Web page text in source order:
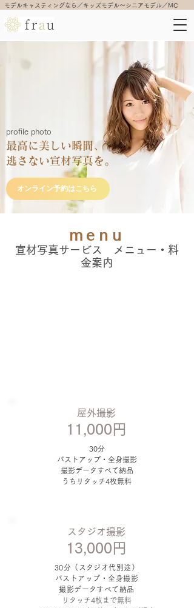
モデルキャスティングなら／キッズモデル〜シニアモデル／MC
profile photo
最高に美しい瞬間、
​逃さない宣材写真を。
オンライン予約はこちら
menu
宣材写真サービス メニュー・料
金案内
屋外撮影
11,000円
30分
バストアップ・全身撮影
撮影データすべて納品
うちリタッチ4枚無料
スタジオ撮影
13,000円
30分（スタジオ代別途）
バストアップ・全身撮影
撮影データすべて納品
リタッチ4枚まで無料